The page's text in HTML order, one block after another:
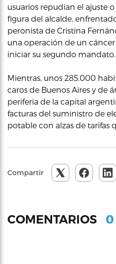
usuarios repudian el ajuste
figura del alcalde,
peronista de Cristina
una operación de un
iniciar su segundo mandato.
Mientras, unos 285.000
caros de Buenos Aires y de
periferia de la capital
facturas del suministro de
potable con alzas de tarifas
Compartir
COMENTARIOS 0